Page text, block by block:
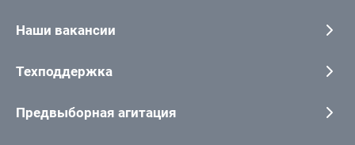
Наши вакансии
Техподдержка
Предвыборная агитация